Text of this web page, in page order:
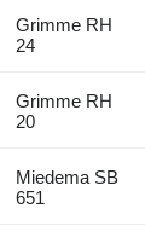
Grimme RH
24
Grimme RH
20
Miedema SB
651